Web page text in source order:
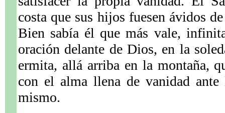
costa que sus hijos fuesen ávidos
Bien sabía él que más vale,
oración delante de Dios, en la
ermita, allá arriba en la montaña,
con el alma llena de vanidad
mismo.